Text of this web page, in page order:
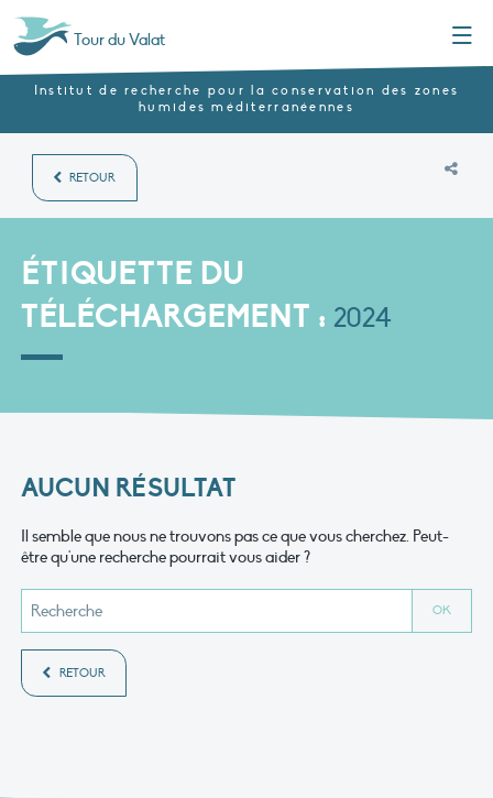
Tour du Valat
Institut de recherche pour la conservation des zones
humides méditerranéennes
RETOUR
ÉTIQUETTE DU
TÉLÉCHARGEMENT : 2024
AUCUN RÉSULTAT
Il semble que nous ne trouvons pas ce que vous cherchez. Peut-
être qu'une recherche pourrait vous aider ?
RETOUR